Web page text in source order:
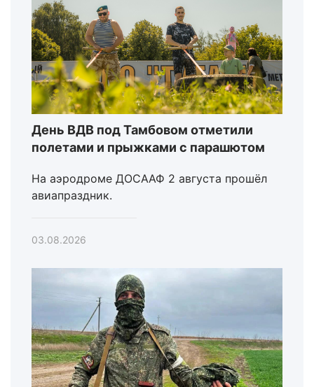
День ВДВ под Тамбовом отметили
полетами и прыжками с парашютом
На аэродроме ДОСААФ 2 августа прошёл
авиапраздник.
03.08.2026